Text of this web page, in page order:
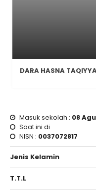
DARA HASNA
Masuk sekolah : 08
Saat ini di
NISN : 0037072817
Jenis Kelamin
T.T.L